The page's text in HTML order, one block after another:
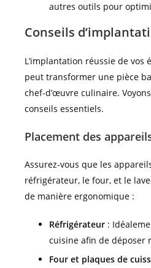
autres outils pour
Conseils
L’implantation réussie de vos
peut transformer une pièce
chef-d’œuvre culinaire.
conseils essentiels.
Placement des
Assurez-vous que les
réfrigérateur, le four, et le
de manière ergonomique :
Réfrigérateur :
cuisine afin de déposer
Four et plaques de